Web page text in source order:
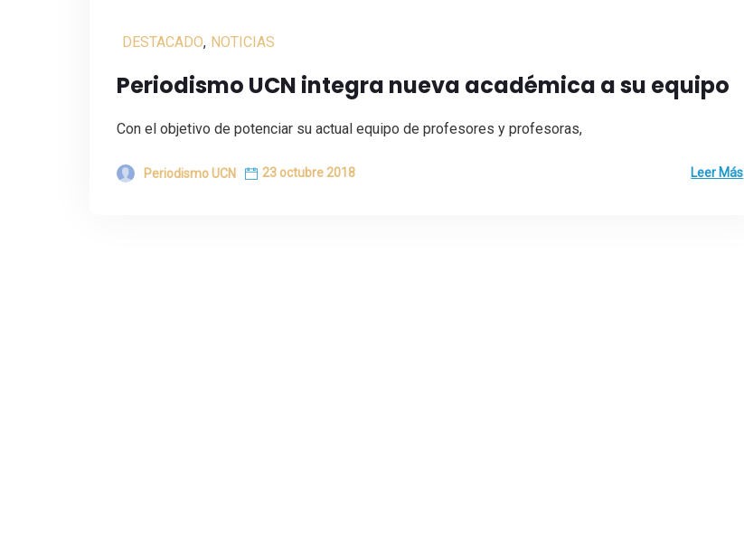
DESTACADO, NOTICIAS
Periodismo UCN integra nueva académica a su equipo
Con el objetivo de potenciar su actual equipo de profesores y profesoras,
Periodismo UCN 23 octubre 2018 Leer Más